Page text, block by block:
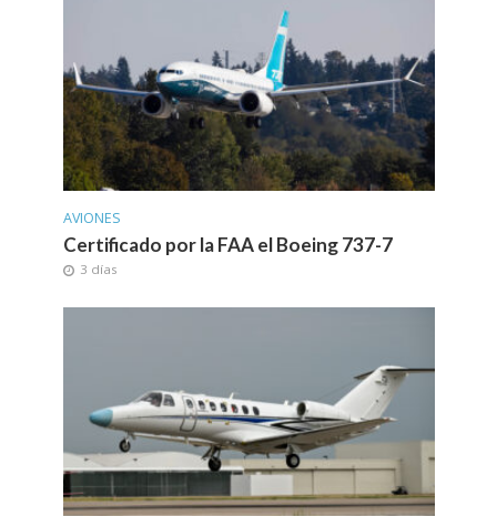
AVIONES
Certificado por la FAA el Boeing 737-7
3 días